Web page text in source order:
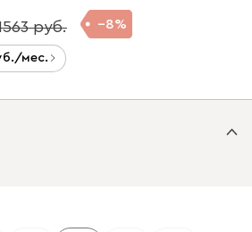
8
/мес.